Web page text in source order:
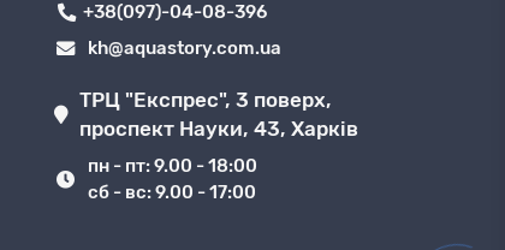
+38(097)-04-08-396
kh@aquastory.com.ua
ТРЦ "Експрес", 3 поверх,
проспект Науки, 43, Харків
пн - пт: 9.00 - 18:00
сб - вс: 9.00 - 17:00